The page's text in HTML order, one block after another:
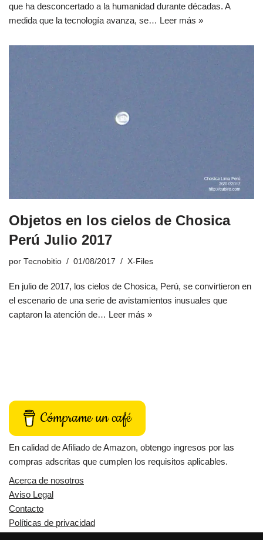
que ha desconcertado a la humanidad durante décadas. A
medida que la tecnología avanza, se… Leer más »
Objetos en los cielos de Chosica
Perú Julio 2017
por Tecnobitio 01/08/2017 X-Files
En julio de 2017, los cielos de Chosica, Perú, se convirtieron en
el escenario de una serie de avistamientos inusuales que
captaron la atención de… Leer más »
Cómprame un café
En calidad de Afiliado de Amazon, obtengo ingresos por las
compras adscritas que cumplen los requisitos aplicables.
Acerca de nosotros
Aviso Legal
Contacto
Políticas de privacidad